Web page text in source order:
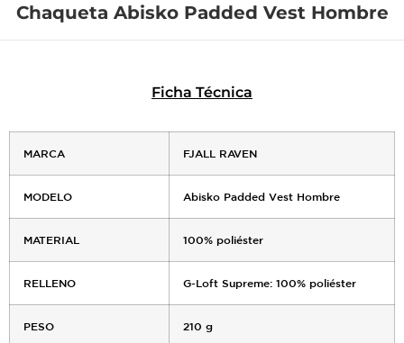
Chaqueta Abisko Padded Vest Hombre
Ficha Técnica
MARCA FJALL RAVEN
MODELO Abisko Padded Vest Hombre
MATERIAL 100% poliéster
RELLENO G-Loft Supreme: 100% poliéster
PESO 210 g